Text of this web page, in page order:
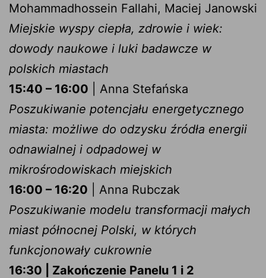
Mohammadhossein Fallahi, Maciej Janowski
Miejskie wyspy ciepła, zdrowie i wiek:
dowody naukowe i luki badawcze w
polskich miastach
15:40 – 16:00 | Anna Stefańska
Poszukiwanie potencjału energetycznego
miasta: możliwe do odzysku źródła energii
odnawialnej i odpadowej w
mikrośrodowiskach miejskich
16:00 – 16:20 | Anna Rubczak
Poszukiwanie modelu transformacji małych
miast północnej Polski, w których
funkcjonowały cukrownie
16:30 | Zakończenie Panelu 1 i 2